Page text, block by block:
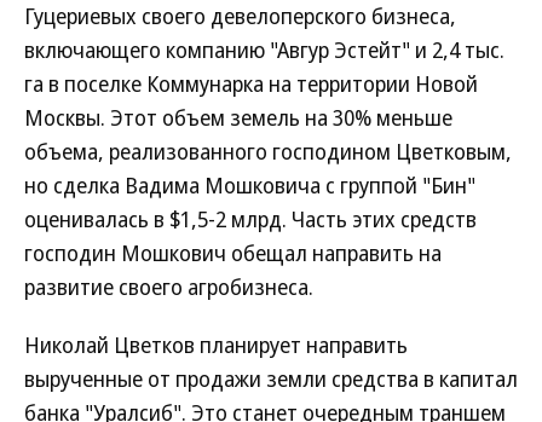
Гуцериевых своего девелоперского бизнеса,
включающего компанию "Авгур Эстейт" и 2,4 тыс.
га в поселке Коммунарка на территории Новой
Москвы. Этот объем земель на 30% меньше
объема, реализованного господином Цветковым,
но сделка Вадима Мошковича с группой "Бин"
оценивалась в $1,5-2 млрд. Часть этих средств
господин Мошкович обещал направить на
развитие своего агробизнеса.
Николай Цветков планирует направить
вырученные от продажи земли средства в капитал
банка "Уралсиб". Это станет очередным траншем